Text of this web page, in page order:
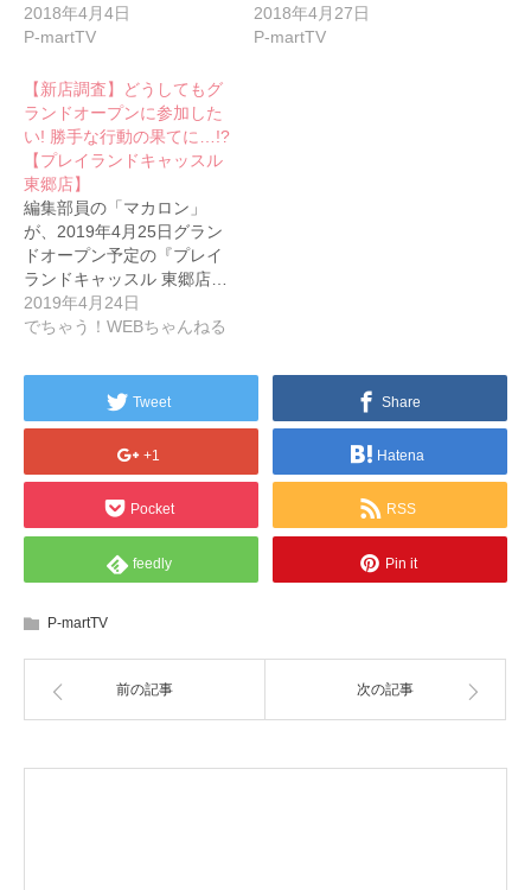
2018年4月4日
P-martTV
2018年4月27日
P-martTV
【新店調査】どうしてもグ
ランドオープンに参加した
い! 勝手な行動の果てに…!?
【プレイランドキャッスル
東郷店】
編集部員の「マカロン」
が、2019年4月25日グラン
ドオープン予定の『プレイ
ランドキャッスル 東郷店…
2019年4月24日
でちゃう！WEBちゃんねる
Tweet Share
+1 Hatena
Pocket RSS
feedly Pin it
P-martTV
前の記事 次の記事